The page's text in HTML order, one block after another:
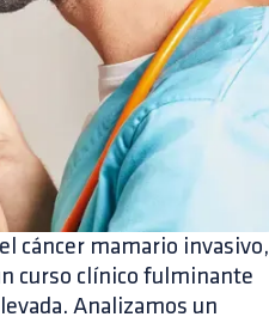
cáncer mamario invasivo,
curso clínico fulminante
Analizamos un